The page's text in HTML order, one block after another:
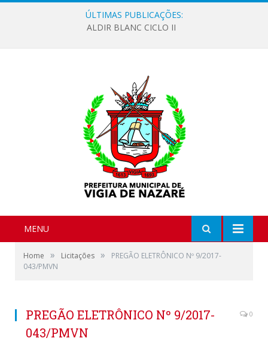
ÚLTIMAS PUBLICAÇÕES:
ALDIR BLANC CICLO II
MENU
Home » Licitações »
PREGÃO ELETRÔNICO Nº 9/2017-
043/PMVN
PREGÃO ELETRÔNICO Nº 9/2017-
043/PMVN
0